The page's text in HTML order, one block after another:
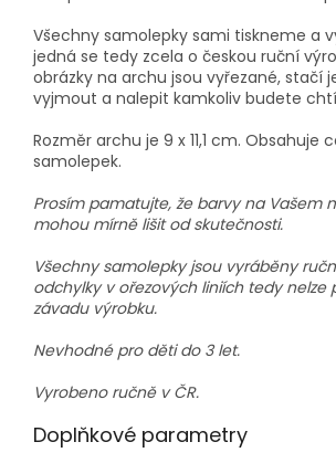
Všechny samolepky sami tiskneme a
jedná se tedy zcela o českou ruční
obrázky na archu jsou vyřezané, stačí
vyjmout a nalepit kamkoliv budete
Rozměr archu je 9 x 11,1 cm. Obsahuje
samolepek.
Prosím pamatujte, že barvy na Vašem
mohou mírně lišit od skutečnosti.
Všechny samolepky jsou vyráběny
odchylky v ořezových liniích tedy nelze
závadu výrobku.
Nevhodné pro děti do 3 let.
Vyrobeno ručně v ČR.
Doplňkové parametry